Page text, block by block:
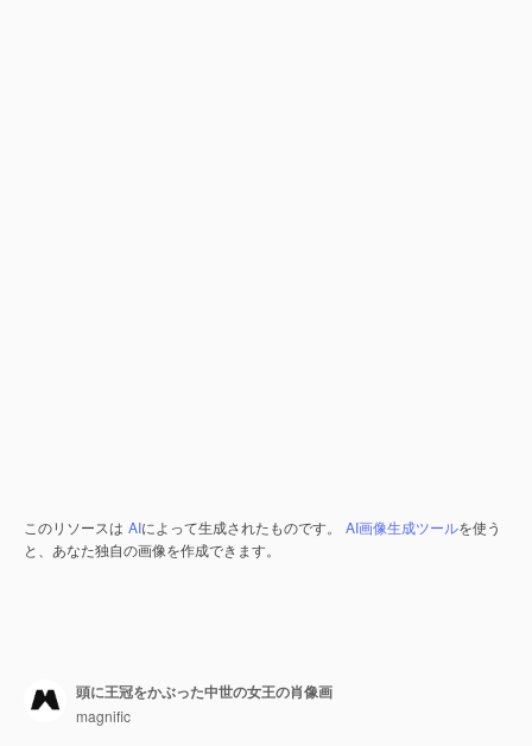
このリソースは AIによって生成されたものです。 AI画像生成ツールを使う
と、あなた独自の画像を作成できます。
頭に王冠をかぶった中世の女王の肖像画
magnific